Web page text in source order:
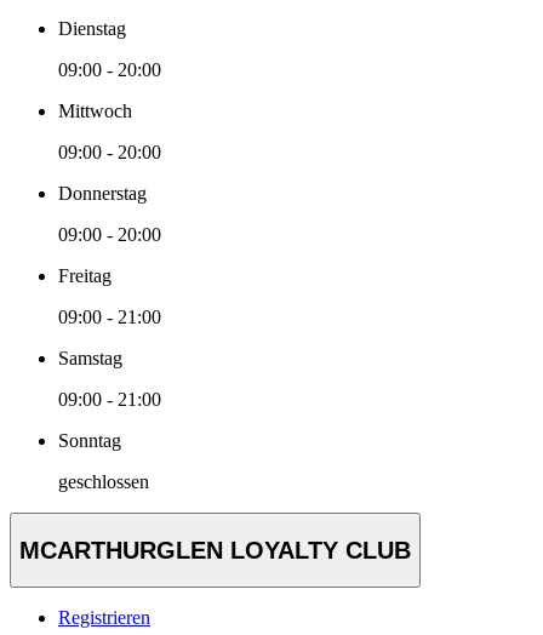
Dienstag
09:00 - 20:00
Mittwoch
09:00 - 20:00
Donnerstag
09:00 - 20:00
Freitag
09:00 - 21:00
Samstag
09:00 - 21:00
Sonntag
geschlossen
MCARTHURGLEN LOYALTY CLUB
Registrieren